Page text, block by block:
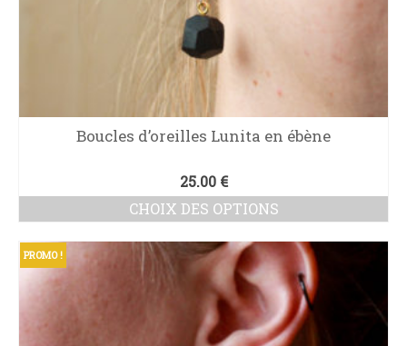
Boucles d’oreilles Lunita en ébène
25.00 €
CHOIX DES OPTIONS
produit
a
plusieurs
variations.
Les
options
PROMO !